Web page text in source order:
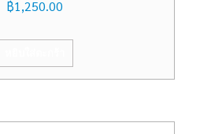
฿1,250.00